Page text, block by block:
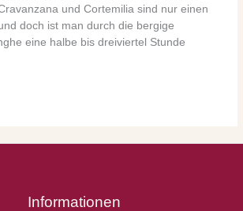
und Cortemilia sind nur einen
doch ist man durch die bergige
eine halbe bis dreiviertel Stunde
Informationen